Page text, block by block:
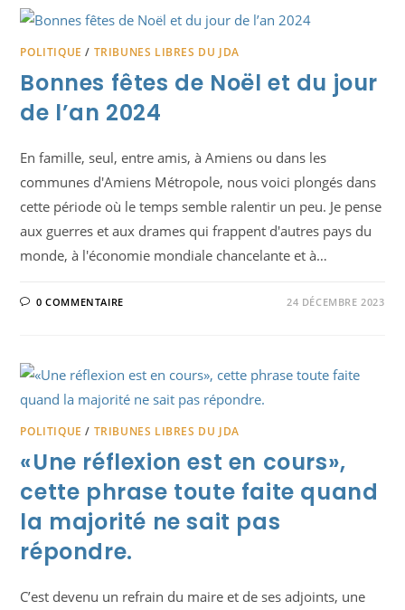
POLITIQUE / TRIBUNES LIBRES DU JDA
Bonnes fêtes de Noël et du jour
de l’an 2024
En famille, seul, entre amis, à Amiens ou dans les
communes d'Amiens Métropole, nous voici plongés dans
cette période où le temps semble ralentir un peu. Je pense
aux guerres et aux drames qui frappent d'autres pays du
monde, à l'économie mondiale chancelante et à…
0 COMMENTAIRE 24 DÉCEMBRE 2023
POLITIQUE / TRIBUNES LIBRES DU JDA
«Une réflexion est en cours»,
cette phrase toute faite quand
la majorité ne sait pas
répondre.
C’est devenu un refrain du maire et de ses adjoints, une